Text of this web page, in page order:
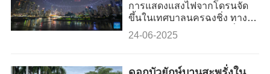
การแสดงแสงไฟจากโดรนจัด
ขึ้นในเทศบาลนครฉงชิ่ง ทาง
ตะวันตกเฉียงใต้ของจีน เมื่อวัน
ที่ 17 มิถุนายน 2568 ประกอบ
รูปแบบเรืองแสงต่าง ๆ บน
24-06-2025